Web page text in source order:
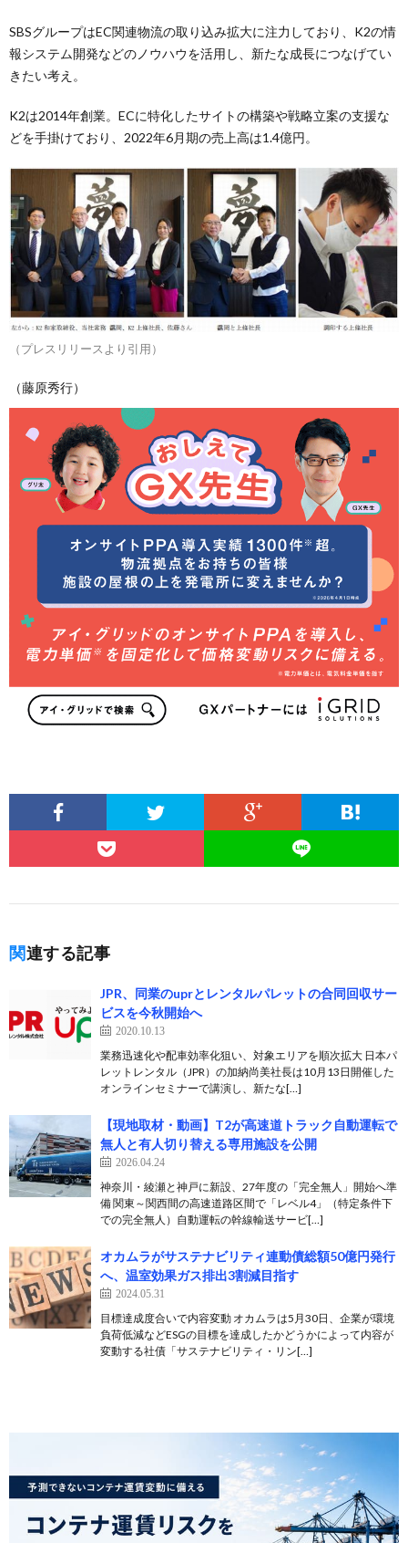
SBSグループはEC関連物流の取り込み拡大に注力しており、K2の情
報システム開発などのノウハウを活用し、新たな成長につなげてい
きたい考え。
K2は2014年創業。ECに特化したサイトの構築や戦略立案の支援な
どを手掛けており、2022年6月期の売上高は1.4億円。
（プレスリリースより引用）
（藤原秀行）
関連する記事
JPR、同業のuprとレンタルパレットの合同回収サー
ビスを今秋開始へ
2020.10.13
業務迅速化や配車効率化狙い、対象エリアを順次拡大 日本パ
レットレンタル（JPR）の加納尚美社長は10月13日開催した
オンラインセミナーで講演し、新たな[…]
【現地取材・動画】T2が高速道トラック自動運転で
無人と有人切り替える専用施設を公開
2026.04.24
神奈川・綾瀬と神戸に新設、27年度の「完全無人」開始へ準
備 関東～関西間の高速道路区間で「レベル4」（特定条件下
での完全無人）自動運転の幹線輸送サービ[…]
オカムラがサステナビリティ連動債総額50億円発行
へ、温室効果ガス排出3割減目指す
2024.05.31
目標達成度合いで内容変動 オカムラは5月30日、企業が環境
負荷低減などESGの目標を達成したかどうかによって内容が
変動する社債「サステナビリティ・リン[…]